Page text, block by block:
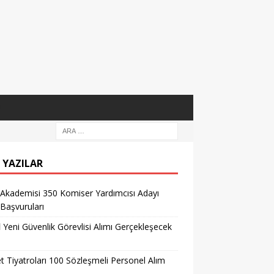
YAZILAR
350 Komiser Yardımcısı Adayı
Başvuruları
Yeni Güvenlik Görevlisi Alımı Gerçekleşecek
Tiyatroları 100 Sözleşmeli Personel Alım